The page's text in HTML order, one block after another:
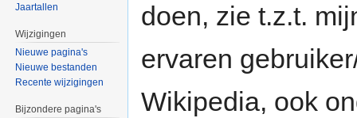
doen, zie t.z.t.
ervaren
Wikipedia, ook
Jaartallen
Wijzigingen
Nieuwe pagina's
Nieuwe bestanden
Recente wijzigingen
Bijzondere pagina's